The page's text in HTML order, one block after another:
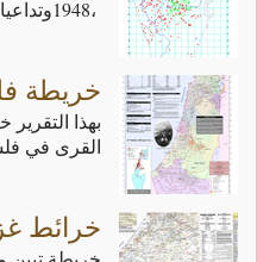
‬1948،‭ ‬وتداعياتها‭ ‬وأرضها‭ ‬وشعبها،‭ ‬وفض
خريطة
‬القرى‭ ‬في‭ ‬فلسطين‭ ‬المحتلة‭ ‬عام‭ ‬1948‭
خرائط غزة